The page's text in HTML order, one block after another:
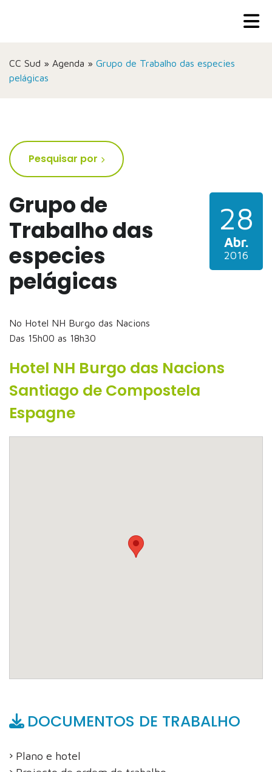
CC Sud » Agenda » Grupo de Trabalho das especies
pelágicas
Grupo de
Trabalho das
especies
pelágicas
No Hotel NH Burgo das Nacions
Das 15h00 as 18h30
28
Abr.
2016
Hotel NH Burgo das Nacions
Santiago de Compostela
Espagne
DOCUMENTOS DE TRABALHO
Plano e hotel
Pesquisar por